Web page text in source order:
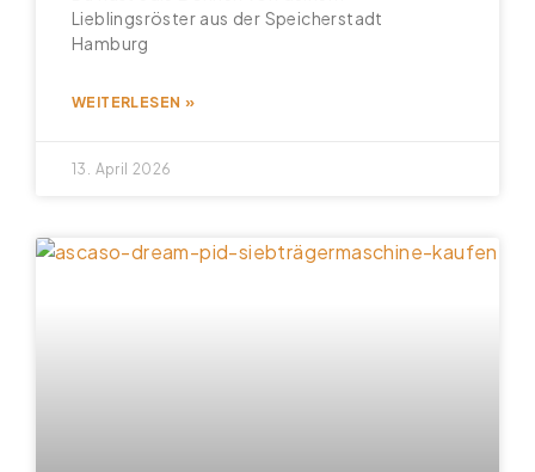
Lieblingsröster aus der Speicherstadt
Hamburg
WEITERLESEN »
13. April 2026